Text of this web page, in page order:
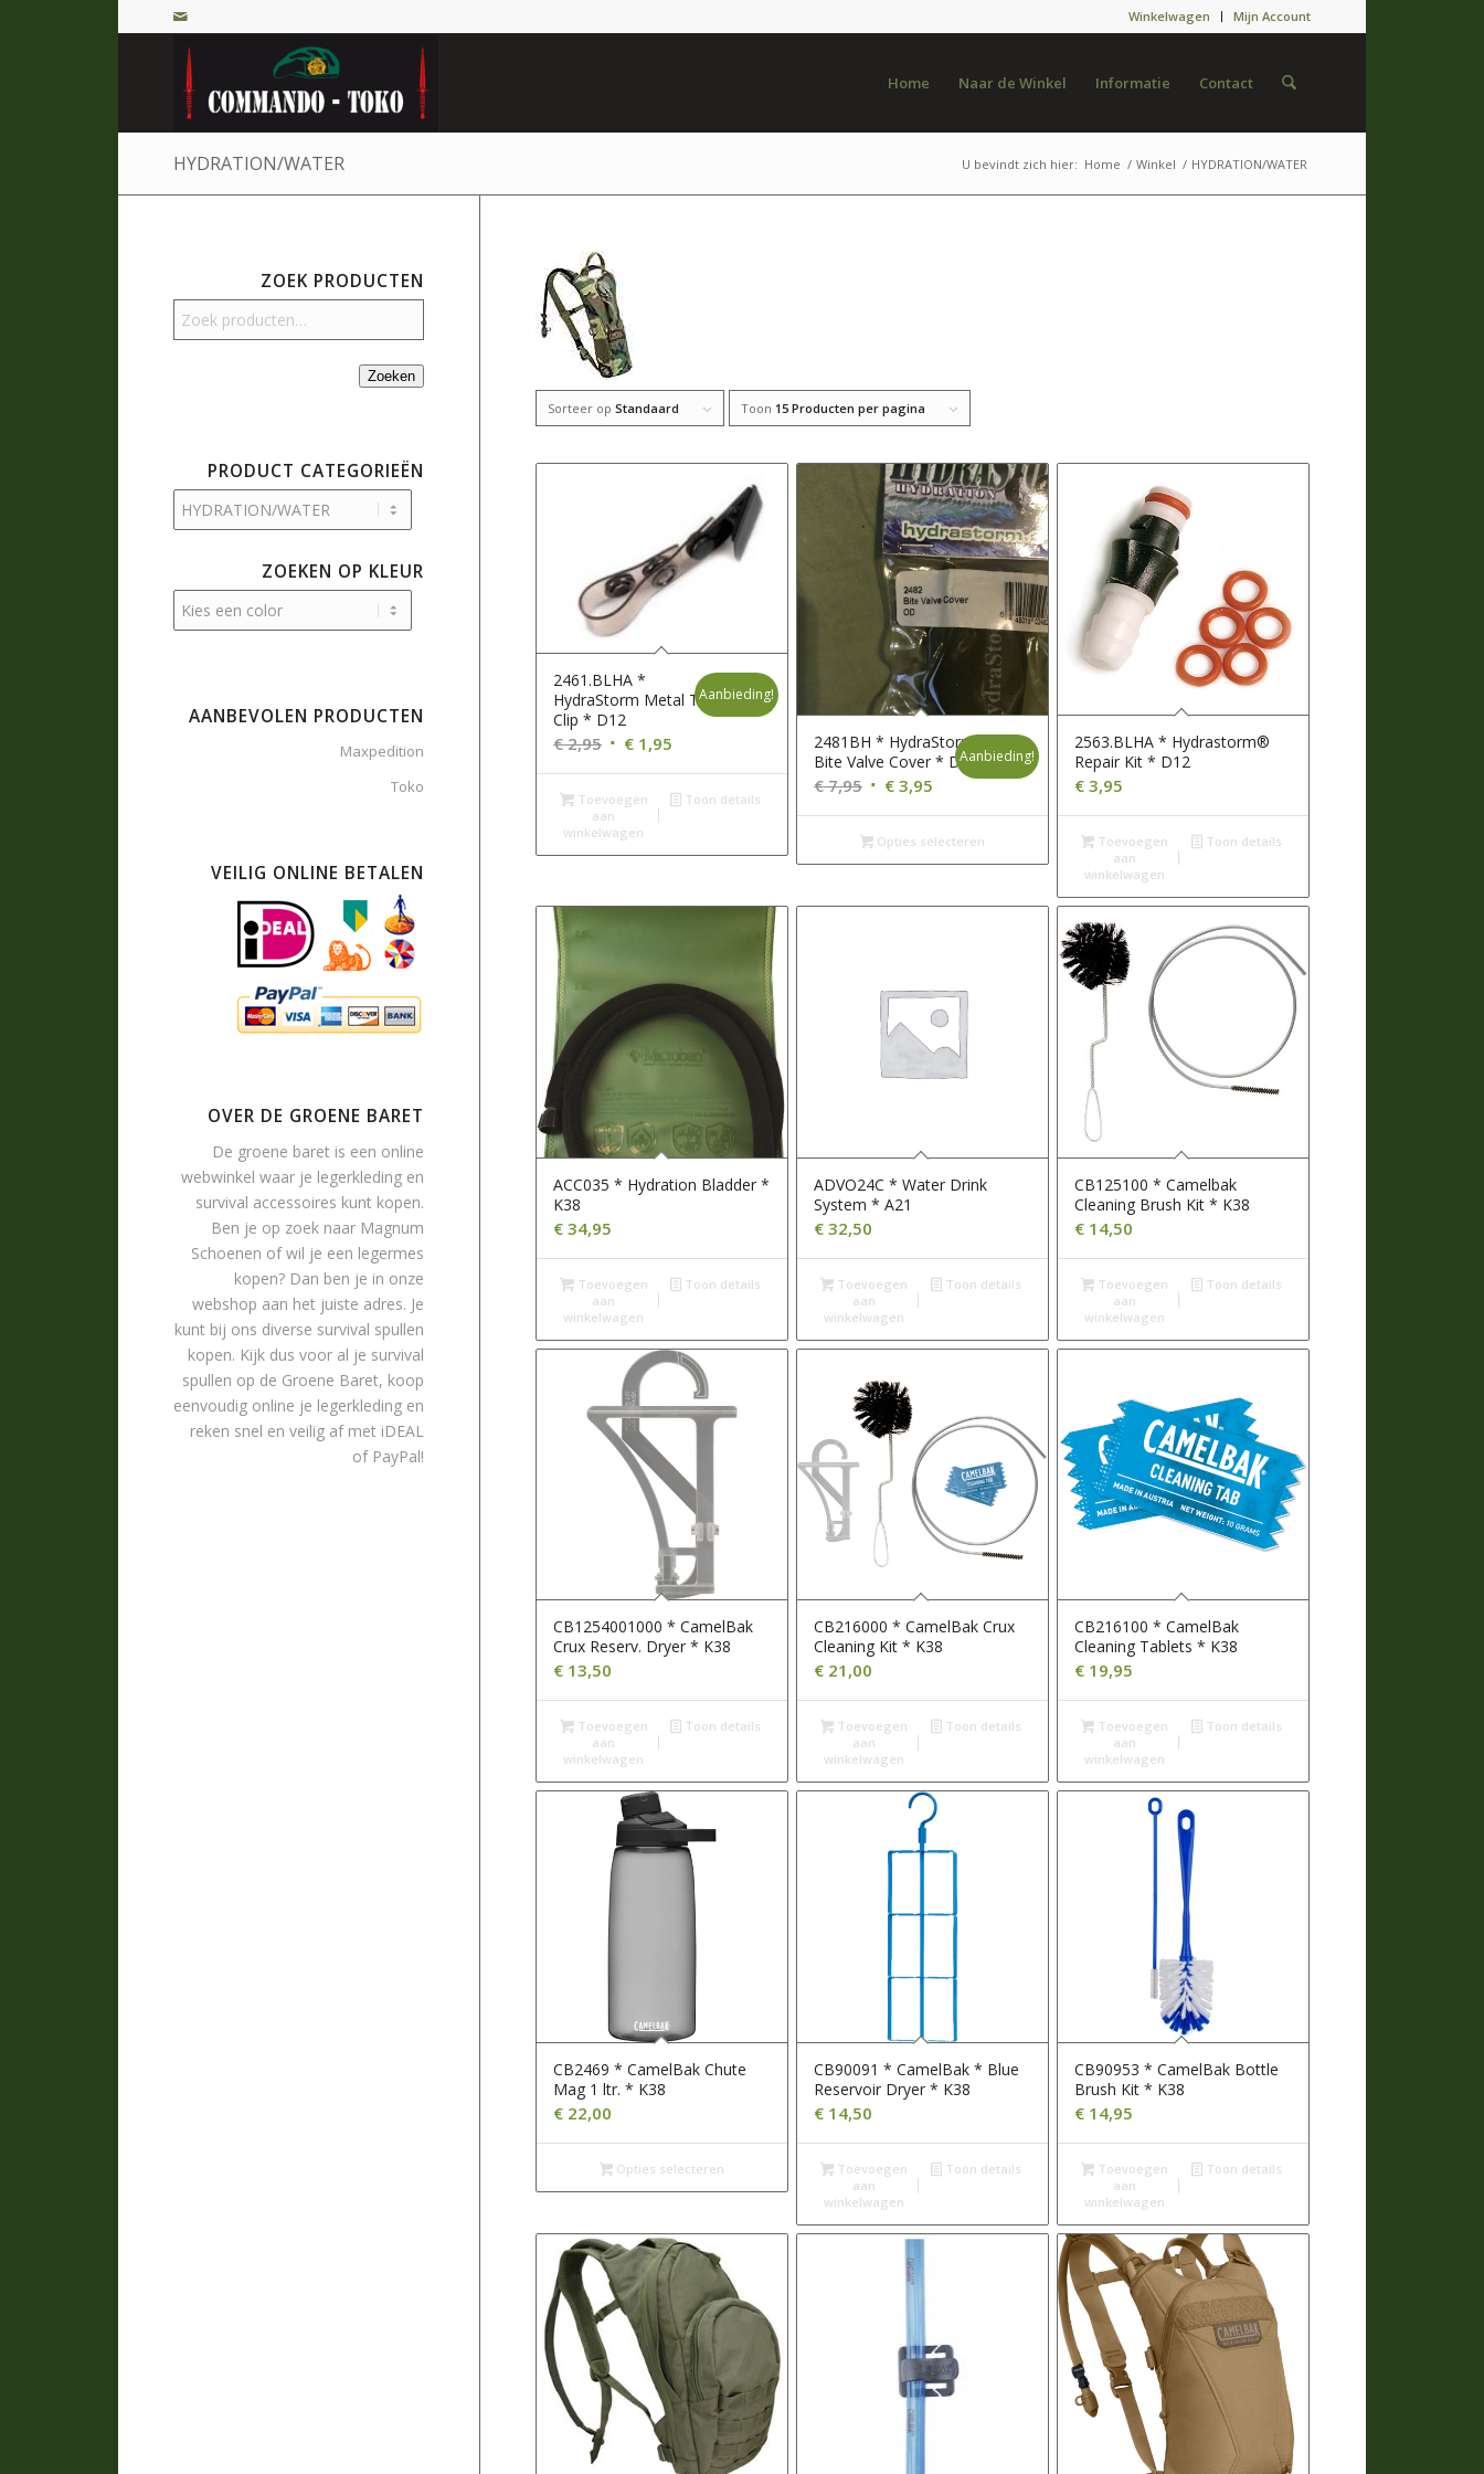
Winkelwagen Mijn Account
Home Naar de Winkel Informatie Contact
HYDRATION/WATER U bevindt zich hier: Home / Winkel / HYDRATION/WATER
Sorteer opStandaard Toon 15 Producten per pagina
2461.BLHA *
HydraStorm Metal Tube
Clip * D12
€2,95 Oorspronkelijke
prijs
was:
€ 2,95.
€ 1,95
prijs
is:
Aanbieding!
Toevoegen
aan
winkelwagen
Toon details
2481BH * HydraStorm®
Bite Valve Cover * D12
€7,95 Oorspronkelijke
prijs
was:
€ 7,95.
€3,95Huidige
prijs
is:
€ 3,95.
Aanbieding!
Opties selecteren
2563.BLHA * Hydrastorm®
Repair Kit * D12
€3,95
Toevoegen
aan
winkelwagen
Toon details
ACC035 * Hydration Bladder *
K38
€ 34,95
Toevoegen
aan
winkelwagen
Toon details
ADVO24C * Water Drink
System * A21
€32,50
Toevoegen
aan
winkelwagen
Toon details
CB125100 * Camelbak
Cleaning Brush Kit * K38
€14,50
Toevoegen
aan
winkelwagen
Toon details
CB1254001000 * CamelBak
Crux Reserv. Dryer * K38
€ 13,50
Toevoegen
aan
winkelwagen
Toon details
CB216000 * CamelBak Crux
Cleaning Kit * K38
€21,00
Toevoegen
aan
winkelwagen
Toon details
CB216100 * CamelBak
Cleaning Tablets * K38
€19,95
Toevoegen
aan
winkelwagen
Toon details
CB2469 * CamelBak Chute
Mag 1 ltr. * K38
€ 22,00
Opties selecteren
CB90091 * CamelBak * Blue
Reservoir Dryer * K38
€14,50
Toevoegen
aan
winkelwagen
Toon details
CB90953 * CamelBak Bottle
Brush Kit * K38
€14,95
Toevoegen
aan
winkelwagen
Toon details
ZOEK PRODUCTEN
Zoeken
PRODUCT CATEGORIEËN
ZOEKEN OP KLEUR
AANBEVOLEN PRODUCTEN
Maxpedition
Toko
VEILIG ONLINE BETALEN
OVER DE GROENE BARET
De groene baret is een online
webwinkel waar je legerkleding en
survival accessoires kunt kopen.
Ben je op zoek naar Magnum
Schoenen of wil je een legermes
kopen? Dan ben je in onze
webshop aan het juiste adres. Je
kunt bij ons diverse survival spullen
kopen. Kijk dus voor al je survival
spullen op de Groene Baret, koop
eenvoudig online je legerkleding en
reken snel en veilig af met iDEAL
of PayPal!